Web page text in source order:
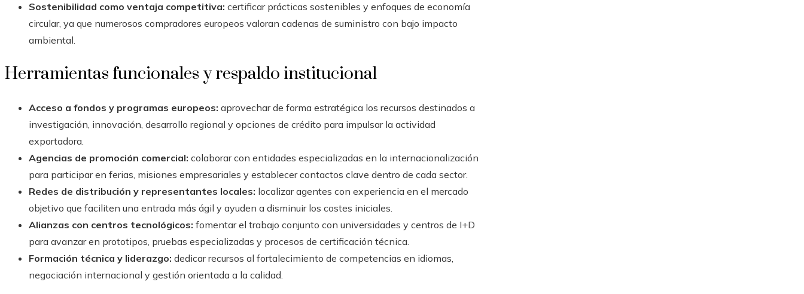
Sostenibilidad como ventaja competitiva: certificar prácticas sostenibles y enfoques de economía
circular, ya que numerosos compradores europeos valoran cadenas de suministro con bajo impacto
ambiental.
Herramientas funcionales y respaldo institucional
Acceso a fondos y programas europeos: aprovechar de forma estratégica los recursos destinados a
investigación, innovación, desarrollo regional y opciones de crédito para impulsar la actividad
exportadora.
Agencias de promoción comercial: colaborar con entidades especializadas en la internacionalización
para participar en ferias, misiones empresariales y establecer contactos clave dentro de cada sector.
Redes de distribución y representantes locales: localizar agentes con experiencia en el mercado
objetivo que faciliten una entrada más ágil y ayuden a disminuir los costes iniciales.
Alianzas con centros tecnológicos: fomentar el trabajo conjunto con universidades y centros de I+D
para avanzar en prototipos, pruebas especializadas y procesos de certificación técnica.
Formación técnica y liderazgo: dedicar recursos al fortalecimiento de competencias en idiomas,
negociación internacional y gestión orientada a la calidad.